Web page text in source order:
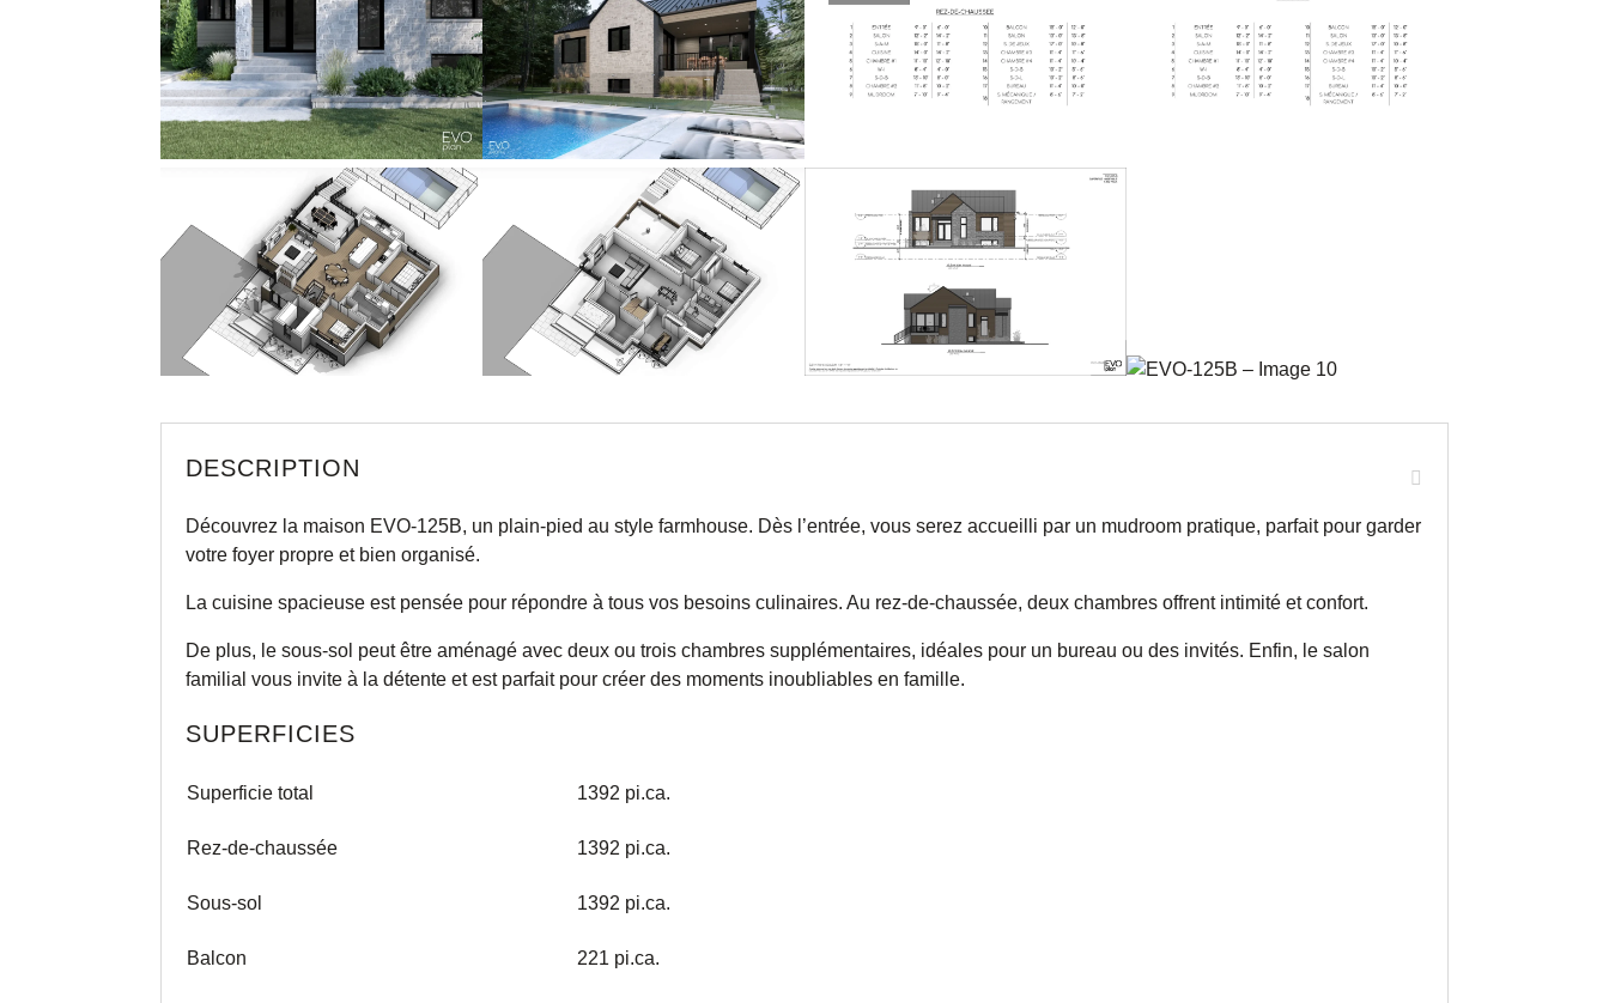
DESCRIPTION
Découvrez la maison EVO-125B, un plain-pied au style farmhouse. Dès l’entrée, vous serez accueilli par un mudroom pratique, parfait pour garder
votre foyer propre et bien organisé.
La cuisine spacieuse est pensée pour répondre à tous vos besoins culinaires. Au rez-de-chaussée, deux chambres offrent intimité et confort.
De plus, le sous-sol peut être aménagé avec deux ou trois chambres supplémentaires, idéales pour un bureau ou des invités. Enfin, le salon
familial vous invite à la détente et est parfait pour créer des moments inoubliables en famille.
SUPERFICIES
Superficie total 1392 pi.ca.
Rez-de-chaussée 1392 pi.ca.
Sous-sol 1392 pi.ca.
Balcon 221 pi.ca.